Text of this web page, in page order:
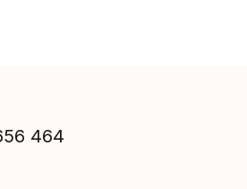
464